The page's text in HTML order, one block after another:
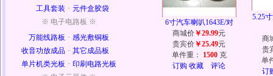
工具套装 · 元件盒胶袋
※ 电子电路板 ※
万能线路板 · 感光敷铜板
收音功放成品 · 其它成品板
单片机类光板 · 印刷电路光板
6寸汽车喇叭1643E/对
商城价 ￥29.99元
贵宾价 ￥25.49元
单件重：
1500 克
订购 收藏 评论
5.25
商
贵
单
订